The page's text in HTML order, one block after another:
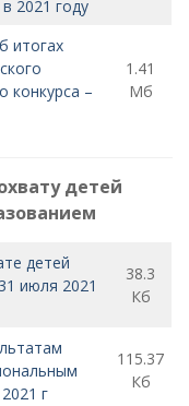
2021 году
итогах
конкурса –
1.41
Мб
детей
детей
июля 2021
38.3
Кб
г
115.37
Кб